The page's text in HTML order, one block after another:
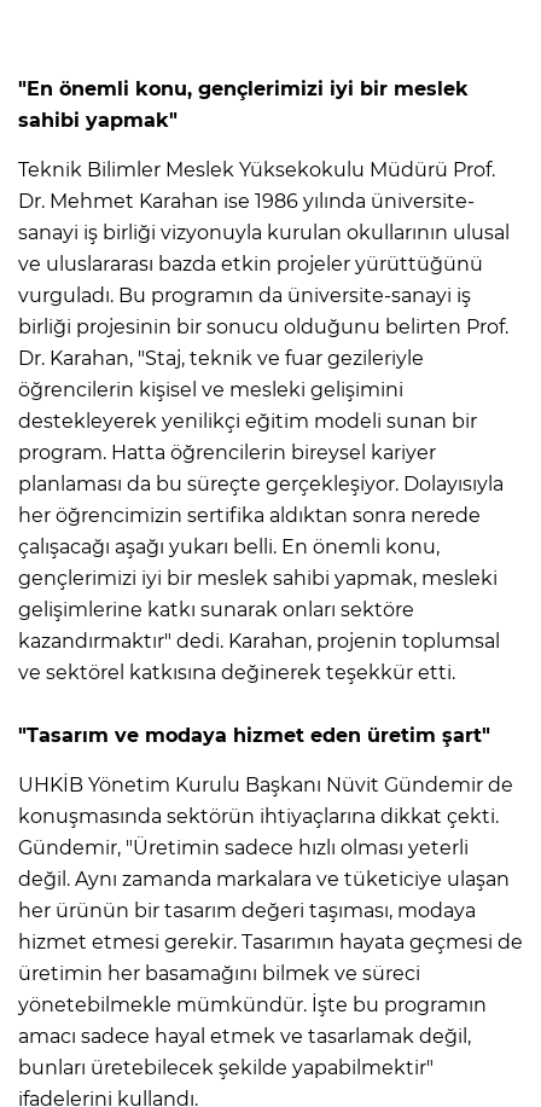
"En önemli konu, gençlerimizi iyi bir meslek
sahibi yapmak"
Teknik Bilimler Meslek Yüksekokulu Müdürü Prof.
Dr. Mehmet Karahan ise 1986 yılında üniversite-
sanayi iş birliği vizyonuyla kurulan okullarının ulusal
ve uluslararası bazda etkin projeler yürüttüğünü
vurguladı. Bu programın da üniversite-sanayi iş
birliği projesinin bir sonucu olduğunu belirten Prof.
Dr. Karahan, "Staj, teknik ve fuar gezileriyle
öğrencilerin kişisel ve mesleki gelişimini
destekleyerek yenilikçi eğitim modeli sunan bir
program. Hatta öğrencilerin bireysel kariyer
planlaması da bu süreçte gerçekleşiyor. Dolayısıyla
her öğrencimizin sertifika aldıktan sonra nerede
çalışacağı aşağı yukarı belli. En önemli konu,
gençlerimizi iyi bir meslek sahibi yapmak, mesleki
gelişimlerine katkı sunarak onları sektöre
kazandırmaktır" dedi. Karahan, projenin toplumsal
ve sektörel katkısına değinerek teşekkür etti.
"Tasarım ve modaya hizmet eden üretim şart"
UHKİB Yönetim Kurulu Başkanı Nüvit Gündemir de
konuşmasında sektörün ihtiyaçlarına dikkat çekti.
Gündemir, "Üretimin sadece hızlı olması yeterli
değil. Aynı zamanda markalara ve tüketiciye ulaşan
her ürünün bir tasarım değeri taşıması, modaya
hizmet etmesi gerekir. Tasarımın hayata geçmesi de
üretimin her basamağını bilmek ve süreci
yönetebilmekle mümkündür. İşte bu programın
amacı sadece hayal etmek ve tasarlamak değil,
bunları üretebilecek şekilde yapabilmektir"
ifadelerini kullandı.